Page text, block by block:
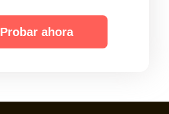
Probar ahora